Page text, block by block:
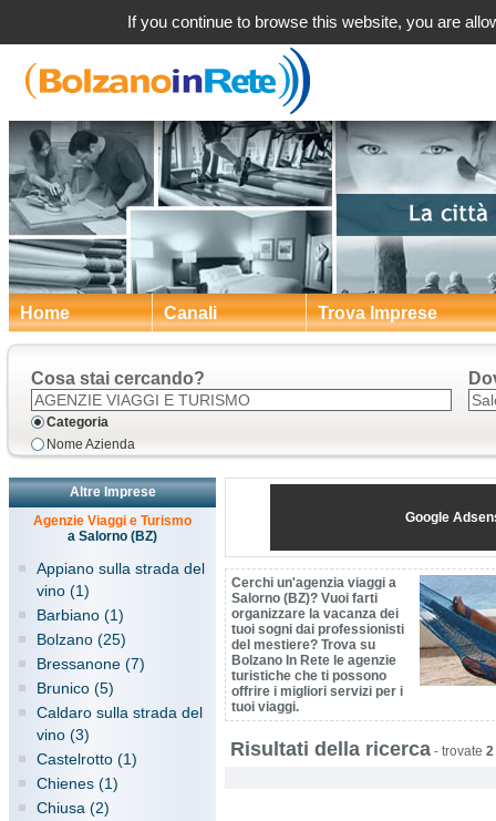
Home Canali Trova Imprese
Cosa stai cercando?
Categoria
Nome Azienda
Altre Imprese
Agenzie Viaggi e Turismo
a Salorno (BZ)
Appiano sulla strada del
vino (1)
Barbiano (1)
Bolzano (25)
Bressanone (7)
Brunico (5)
Caldaro sulla strada del
vino (3)
Castelrotto (1)
Chienes (1)
Chiusa (2)
Google
Cerchi un'agenzia viaggi a
Salorno (BZ)? Vuoi farti
organizzare la vacanza dei
tuoi sogni dai professionisti
del mestiere? Trova su
Bolzano In Rete le agenzie
turistiche che ti possono
offrire i migliori servizi per i
tuoi viaggi.
Risultati della ricerca - trovate 2
If you continue to browse this website, you are